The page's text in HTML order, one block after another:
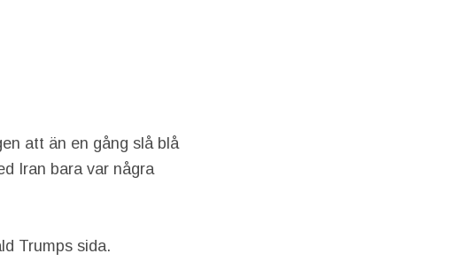
att än en gång slå blå
Iran bara var några
Trumps sida.